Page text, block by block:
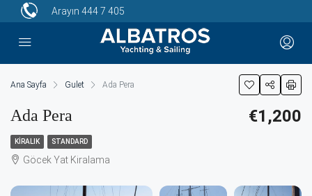
Arayın 444 7 405
Ana Sayfa Gulet Ada Pera
Ada Pera €1,200
KIRALIK STANDARD
Göcek Yat Kiralama